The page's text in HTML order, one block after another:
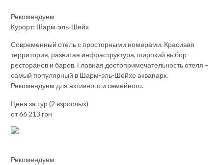
Рекомендуем
Курорт: Шарм-эль-Шейх
Современный отель с просторными номерами. Красивая
территория, развитая инфраструктура, широкий выбор
ресторанов и баров. Главная достопримечательность отеля –
самый популярный в Шарм-эль-Шейхе аквапарк.
Рекомендуем для активного и семейного.
Цена за тур (2 взрослых)
от 66 213 грн
Рекомендуем